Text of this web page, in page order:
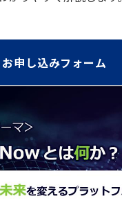
お申し込みフォーム